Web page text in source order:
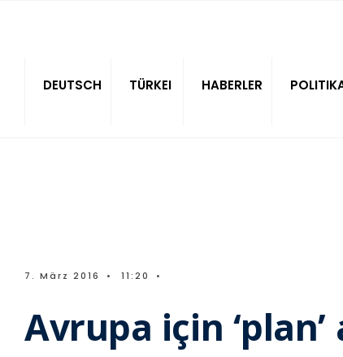
DEUTSCH TÜRKEI HABERLER
7. März 2016 • 11:20 •
Avrupa için ‘plan’